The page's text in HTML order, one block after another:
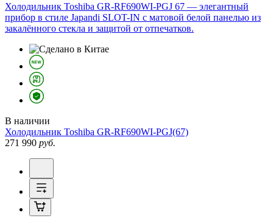
Холодильник Toshiba GR-RF690WI-PGJ 67 — элегантный
прибор в стиле Japandi SLOT-IN с матовой белой панелью из
закалённого стекла и защитой от отпечатков.
В наличии
Холодильник Toshiba GR-RF690WI-PGJ(67)
271 990 руб.